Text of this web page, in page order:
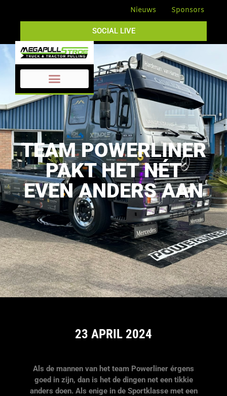
Nieuws Sponsors
SOCIAL LIVE
TEAM POWERLINER
PAKT HET NÉT
EVEN ANDERS AAN
23 APRIL 2024
Als de mannen van het team Powerliner érgens
goed in zijn, dan is het de dingen net een tikkie
anders doen. Als enige in de Sportklasse met een